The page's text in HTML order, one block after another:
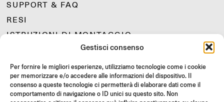
Gestisci consenso
Per fornire le migliori esperienze, utilizziamo tecnologie come i cookie
per memorizzare e/o accedere alle informazioni del dispositivo. Il
consenso a queste tecnologie ci permetterà di elaborare dati come il
comportamento di navigazione o ID unici su questo sito. Non
SUPPORT & FAQ
RESI
ISTRUZIONI DI MONTAGGIO
LIMITED OFFERS
JOIN US
Unisciti alla community Rizoma e accedi a contenuti esclusivi e